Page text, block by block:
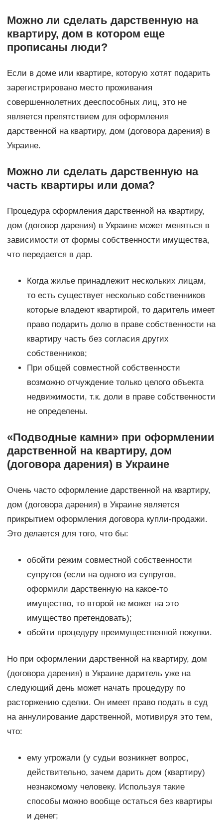
Можно ли сделать дарственную на
квартиру, дом в котором еще
прописаны люди?
Если в доме или квартире, которую хотят подарить
зарегистрировано место проживания
совершеннолетних дееспособных лиц, это не
является препятствием для оформления
дарственной на квартиру, дом (договора дарения) в
Украине.
Можно ли сделать дарственную на
часть квартиры или дома?
Процедура оформления дарственной на квартиру,
дом (договор дарения) в Украине может меняться в
зависимости от формы собственности имущества,
что передается в дар.
Когда жилье принадлежит нескольких лицам,
то есть существует несколько собственников
которые владеют квартирой, то даритель имеет
право подарить долю в праве собственности на
квартиру часть без согласия других
собственников;
При общей совместной собственности
возможно отчуждение только целого объекта
недвижимости, т.к. доли в праве собственности
не определены.
«Подводные камни» при оформлении
дарственной на квартиру, дом
(договора дарения) в Украине
Очень часто оформление дарственной на квартиру,
дом (договора дарения) в Украине является
прикрытием оформления договора купли-продажи.
Это делается для того, что бы:
обойти режим совместной собственности
супругов (если на одного из супругов,
оформили дарственную на какое-то
имущество, то второй не может на это
имущество претендовать);
обойти процедуру преимущественной покупки.
Но при оформлении дарственной на квартиру, дом
(договора дарения) в Украине даритель уже на
следующий день может начать процедуру по
расторжению сделки. Он имеет право подать в суд
на аннулирование дарственной, мотивируя это тем,
что:
ему угрожали (у судьи возникнет вопрос,
действительно, зачем дарить дом (квартиру)
незнакомому человеку. Используя такие
способы можно вообще остаться без квартиры
и денег;